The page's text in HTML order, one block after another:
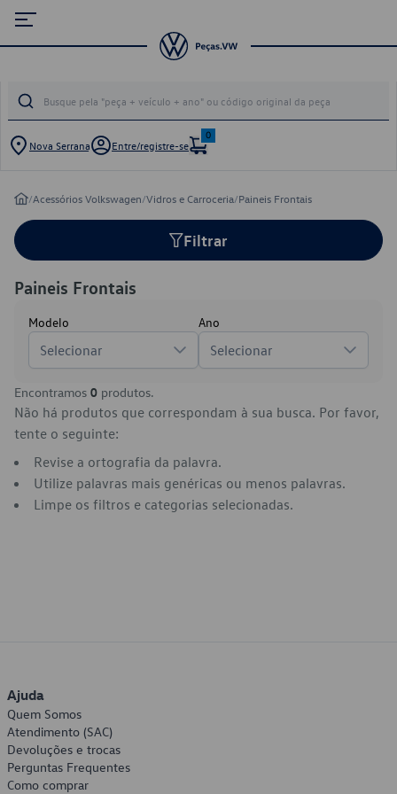
Nova Serrana Entre/registre-se
0
/Acessórios Volkswagen/Vidros e Carroceria/Paineis Frontais
Filtrar
Paineis Frontais
Modelo
Selecionar
Ano
Selecionar
Encontramos 0 produtos.
Não há produtos que correspondam à sua busca. Por favor,
tente o seguinte:
Revise a ortografia da palavra.
Utilize palavras mais genéricas ou menos palavras.
Limpe os filtros e categorias selecionadas.
Ajuda
Quem Somos
Atendimento (SAC)
Devoluções e trocas
Perguntas Frequentes
Como comprar